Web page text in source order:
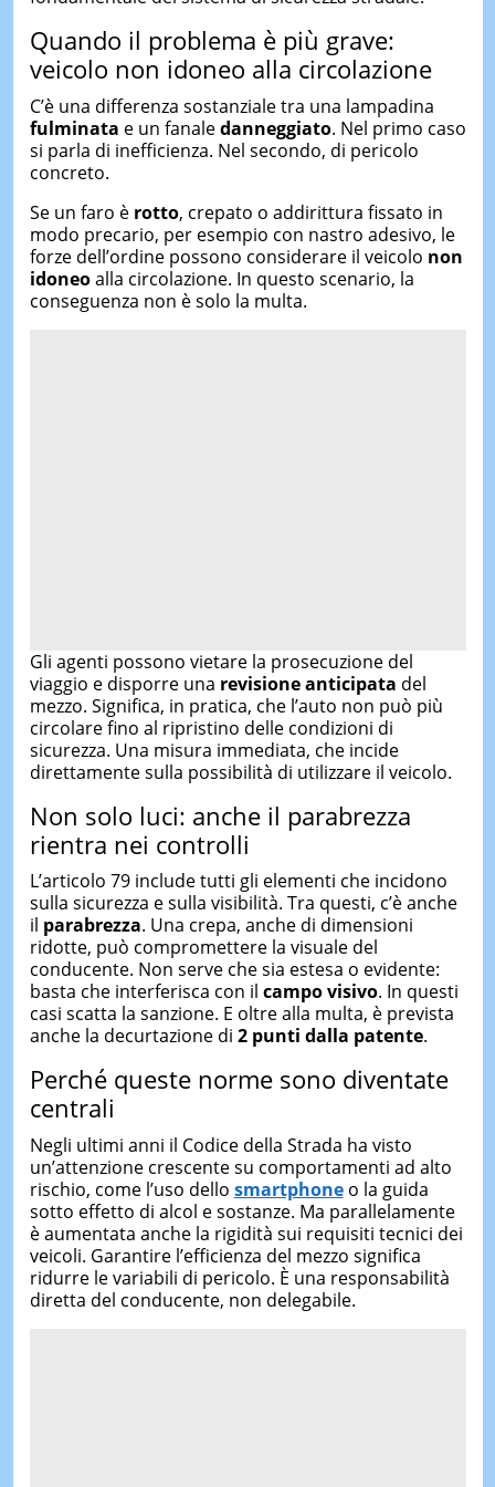
Quando il problema è più grave:
veicolo non idoneo alla circolazione
C’è una differenza sostanziale tra una lampadina
fulminata e un fanaledanneggiato. Nel primo caso
si parla di inefficienza. Nel secondo, di pericolo
concreto.
Se un faro è rotto, crepato o addirittura fissato in
modo precario, per esempio con nastro adesivo, le
forze dell’ordine possono considerare il veicolo non
idoneoalla circolazione. In questo scenario, la
conseguenza non è solo la multa.
Gli agenti possono vietare la prosecuzione del
viaggio e disporre una revisione anticipata del
mezzo. Significa, in pratica, che l’auto non può più
circolare fino al ripristino delle condizioni di
sicurezza. Una misura immediata, che incide
direttamente sulla possibilità di utilizzare il veicolo.
Non solo luci: anche il parabrezza
rientra nei controlli
L’articolo 79 include tutti gli elementi che incidono
sulla sicurezza e sulla visibilità. Tra questi, c’è anche
il parabrezza. Una crepa, anche di dimensioni
ridotte, può compromettere la visuale del
conducente. Non serve che sia estesa o evidente:
basta che interferisca con il campo visivo. In questi
casi scatta la sanzione. E oltre alla multa, è prevista
anche la decurtazione di 2 punti dalla patente.
Perché queste norme sono diventate
centrali
Negli ultimi anni il Codice della Strada ha visto
un’attenzione crescente su comportamenti ad alto
rischio, come l’uso dello smartphoneo la guida
sotto effetto di alcol e sostanze. Ma parallelamente
è aumentata anche la rigidità sui requisiti tecnici dei
veicoli. Garantire l’efficienza del mezzo significa
ridurre le variabili di pericolo. È una responsabilità
diretta del conducente, non delegabile.